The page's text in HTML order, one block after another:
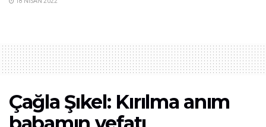
Yıldız Tilbe: 25 boa yılanı, 25 çakal ve 30 sırtlan
besleyeceğim!